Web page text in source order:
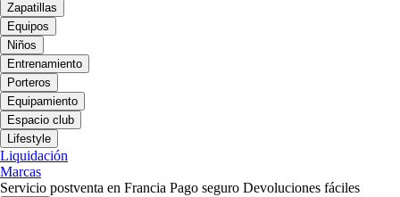
Zapatillas
Equipos
Niños
Entrenamiento
Porteros
Equipamiento
Espacio club
Lifestyle
Liquidación
Marcas
Servicio postventa en Francia Pago seguro Devoluciones fáciles